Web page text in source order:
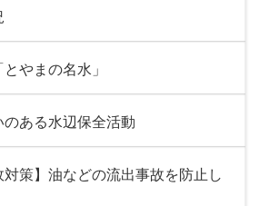
やまの名水」
のある水辺保全活動
対策】油などの流出事故を防止し